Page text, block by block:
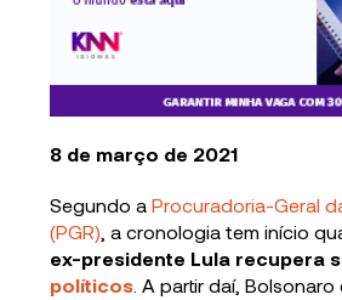
8 de março de 2021
Segundo aProcuradoria-Geral
(PGR) , a cronologia tem início
ex-presidente Lula recupera
políticos . A partir daí,